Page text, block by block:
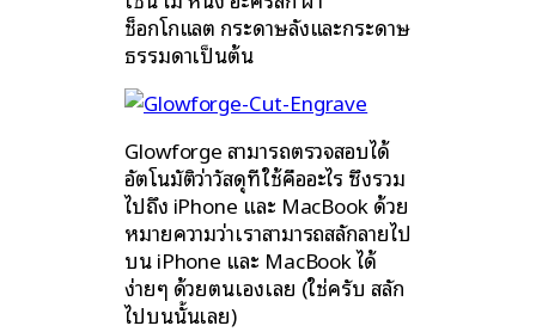
ช็อกโกแลต กระดาษลังและกระดาษ
ธรรมดาเป็นต้น
Glowforge สามารถตรวจสอบได้
อัตโนมัติว่าวัสดุที่ใช้คืออะไร ซึ่งรวม
ไปถึง iPhone และ MacBook ด้วย
หมายความว่าเราสามารถสลักลายไป
บน iPhone และ MacBook ได้
ง่ายๆ ด้วยตนเองเลย (ใช่ครับ สลัก
ไปบนนั้นเลย)